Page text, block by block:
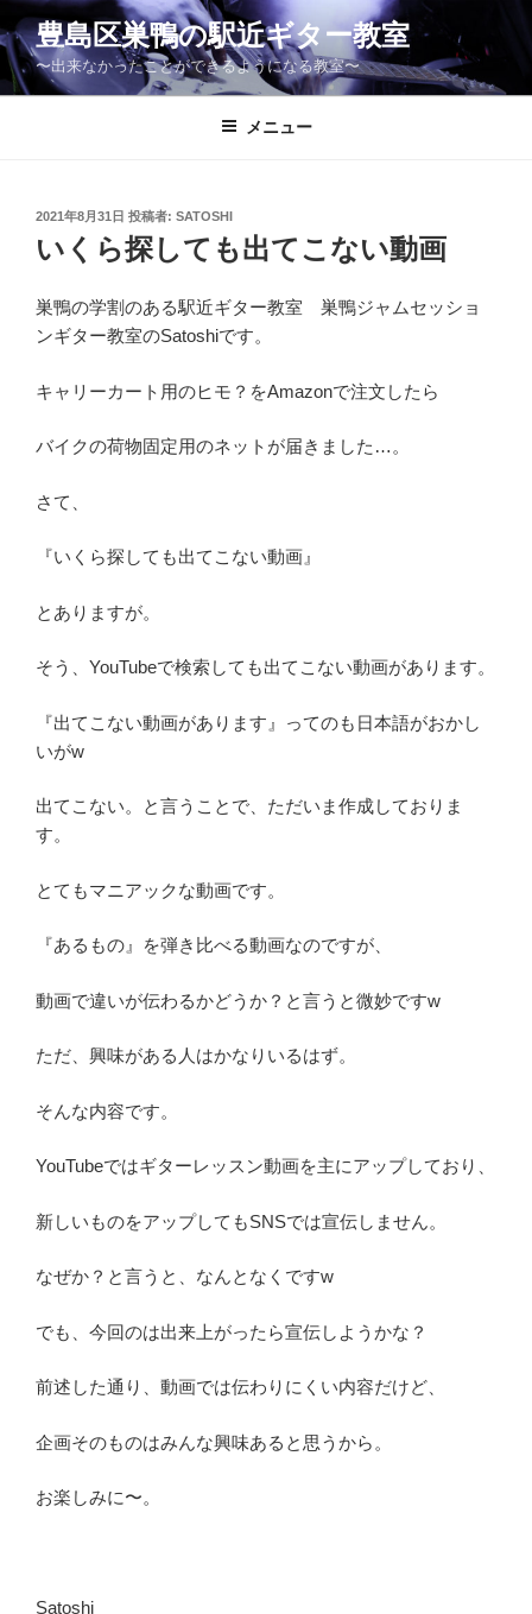
ン
テ
ン
豊島区巣鴨の駅近ギター教室
〜出来なかったことができるようになる教室〜
メニュー
投
稿
日:
2021年8月31日 投稿者: SATOSHI
いくら探しても出てこない動画
巣鴨の学割のある駅近ギター教室 巣鴨ジャムセッショ
ンギター教室のSatoshiです。
キャリーカート用のヒモ？をAmazonで注文したら
バイクの荷物固定用のネットが届きました…。
さて、
『いくら探しても出てこない動画』
とありますが。
そう、YouTubeで検索しても出てこない動画があります。
『出てこない動画があります』ってのも日本語がおかし
いがw
出てこない。と言うことで、ただいま作成しておりま
す。
とてもマニアックな動画です。
『あるもの』を弾き比べる動画なのですが、
動画で違いが伝わるかどうか？と言うと微妙ですw
ただ、興味がある人はかなりいるはず。
そんな内容です。
YouTubeではギターレッスン動画を主にアップしており、
新しいものをアップしてもSNSでは宣伝しません。
なぜか？と言うと、なんとなくですw
でも、今回のは出来上がったら宣伝しようかな？
前述した通り、動画では伝わりにくい内容だけど、
企画そのものはみんな興味あると思うから。
お楽しみに〜。
Satoshi